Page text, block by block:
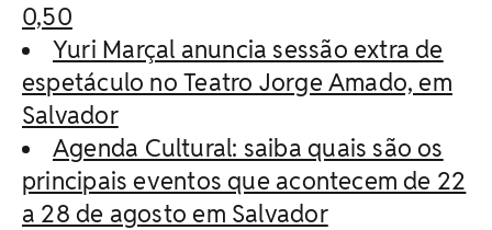
0,50
Yuri Marçal anuncia sessão extra de
espetáculo no Teatro Jorge Amado, em
Salvador
Agenda Cultural: saiba quais são os
principais eventos que acontecem de 22
a 28 de agosto em Salvador